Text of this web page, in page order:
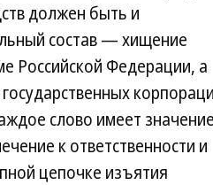
должен быть и
состав — хищение
Российской Федерации, а
слово имеет
к ответственности и
цепочке изъятия